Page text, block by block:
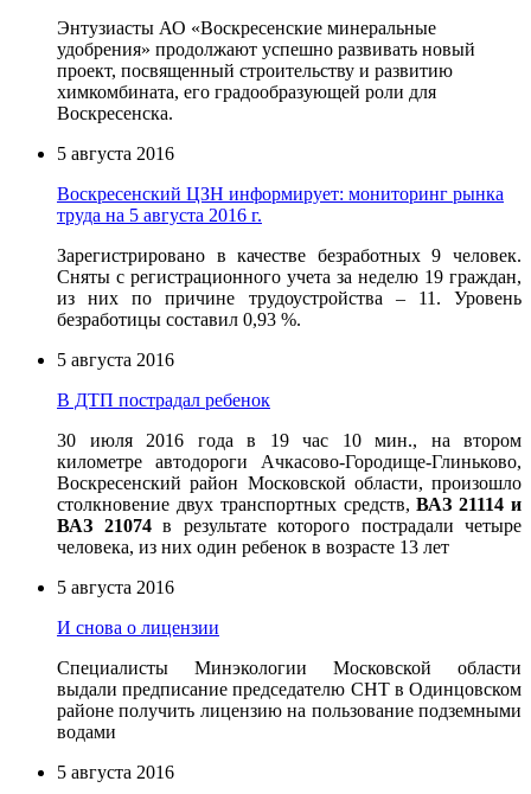
Энтузиасты АО «Воскресенские минеральные
удобрения» продолжают успешно развивать новый
проект, посвященный строительству и развитию
химкомбината, его градообразующей роли для
Воскресенска.
5 августа 2016
Воскресенский ЦЗН информирует: мониторинг рынка
труда на 5 августа 2016 г.
Зарегистрировано в качестве безработных 9 человек.
Сняты с регистрационного учета за неделю 19 граждан,
из них по причине трудоустройства – 11. Уровень
безработицы составил 0,93 %.
5 августа 2016
В ДТП пострадал ребенок
30 июля 2016 года в 19 час 10 мин., на втором
километре автодороги Ачкасово-Городище-Глиньково,
Воскресенский район Московской области, произошло
столкновение двух транспортных средств,ВАЗ 21114 и
ВАЗ 21074 в результате которого пострадали четыре
человека, из них один ребенок в возрасте 13 лет
5 августа 2016
И снова о лицензии
Специалисты Минэкологии Московской области
выдали предписание председателю СНТ в Одинцовском
районе получить лицензию на пользование подземными
водами
5 августа 2016